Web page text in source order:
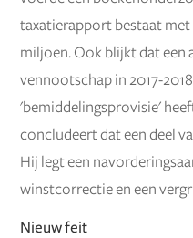
taxatierapport bestaat met
miljoen. Ook blijkt dat een
vennootschap in 2017-
'bemiddelingsprovisie'
concludeert dat een deel
Hij legt een
winstcorrectie en een
Nieuw feit